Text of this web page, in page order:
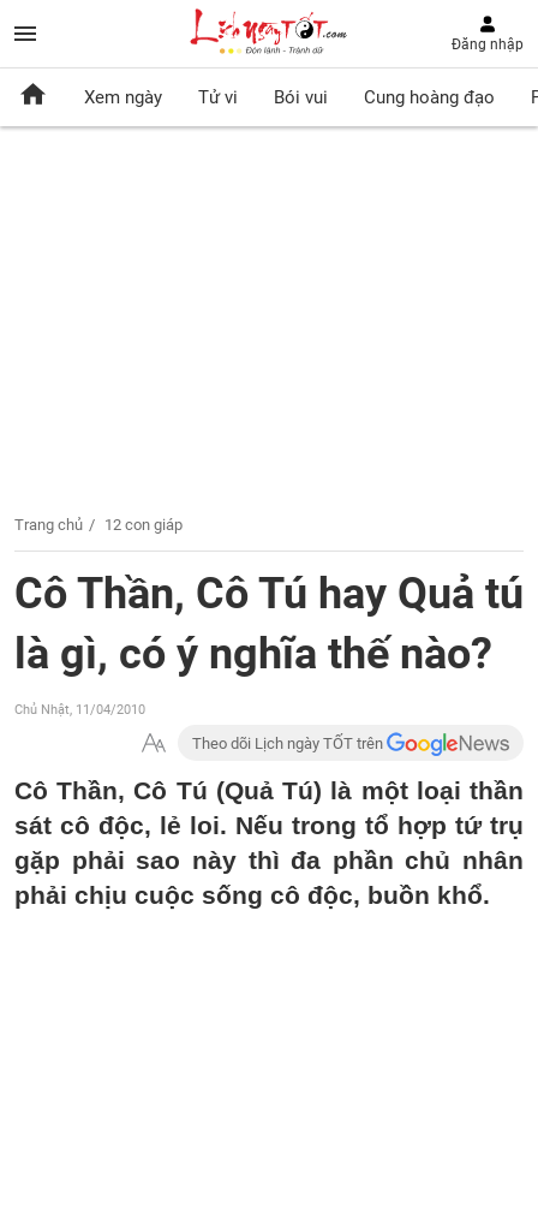
Đăng nhập
Xem ngày Tử vi Bói vui Cung hoàng đạo
Trang chủ 12 con giáp
Cô Thần, Cô Tú hay Quả tú
là gì, có ý nghĩa thế nào?
Chủ Nhật, 11/04/2010
Theo dõi Lịch ngày TỐT trên
Cô Thần, Cô Tú (Quả Tú) là một loại thần
sát cô độc, lẻ loi. Nếu trong tổ hợp tứ trụ
gặp phải sao này thì đa phần chủ nhân
phải chịu cuộc sống cô độc, buồn khổ.